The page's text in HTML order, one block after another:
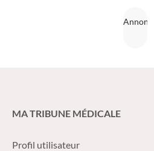
MA TRIBUNE MÉDICALE
Profil utilisateur